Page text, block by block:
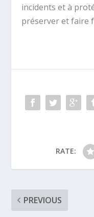
incidents et à
préserver et faire
RATE:
PREVIOUS